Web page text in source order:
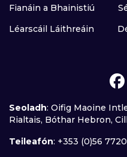
Fianáin a Bhainistiú
Léarscáil Láithreáin
Seoladh: Oifig Maoine
Rialtais, Bóthar Hebron,
Teileafón: +353 (0)56